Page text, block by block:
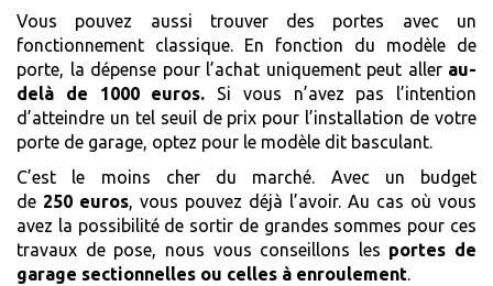
Vous pouvez aussi trouver des portes avec un
fonctionnement classique. En fonction du modèle de
porte, la dépense pour l’achat uniquement peut aller au-
delà de 1000 euros. Si vous n’avez pas l’intention
d’atteindre un tel seuil de prix pour l’installation de votre
porte de garage, optez pour le modèle dit basculant.
C’est le moins cher du marché. Avec un budget
de 250 euros, vous pouvez déjà l’avoir. Au cas où vous
avez la possibilité de sortir de grandes sommes pour ces
travaux de pose, nous vous conseillons les portes de
garage sectionnelles ou celles à enroulement.